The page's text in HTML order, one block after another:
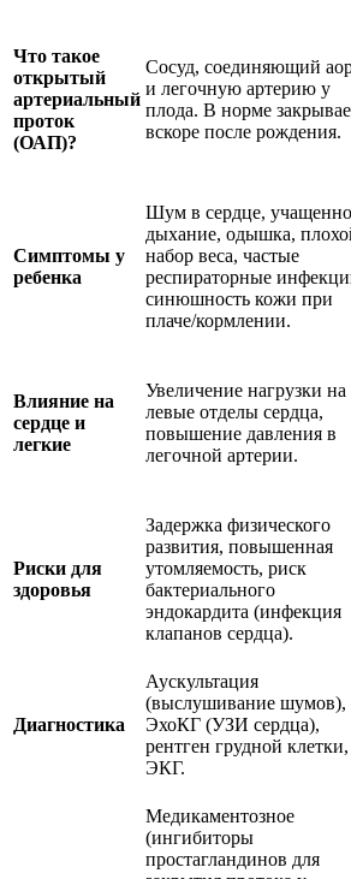
Что такое
открытый
артериальный
проток
(ОАП)?
Сосуд, соединяющий
и легочную артерию у
плода. В норме
вскоре после рождения.
Симптомы у
ребенка
Шум в сердце,
дыхание, одышка,
набор веса, частые
респираторные
синюшность кожи при
плаче/кормлении.
Влияние на
сердце и
легкие
Увеличение нагрузки на
левые отделы сердца,
повышение давления в
легочной артерии.
Риски для
здоровья
Задержка физического
развития, повышенная
утомляемость, риск
бактериального
эндокардита (инфекция
клапанов сердца).
Диагностика
Аускультация
(выслушивание шумов),
ЭхоКГ (УЗИ сердца),
рентген грудной клетки,
ЭКГ.
Медикаментозное
(ингибиторы
простагландинов для